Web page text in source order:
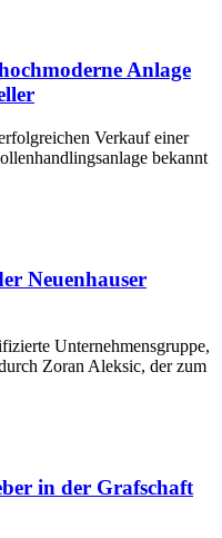
Anlage
Verkauf einer
bekannt
Neuenhauser
Unternehmensgruppe,
Zoran Aleksic, der zum
in der Grafschaft